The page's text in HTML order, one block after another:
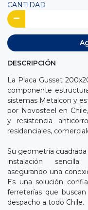
CANTIDAD
DESCRIPCIÓN
La Placa Gusset
componente
sistemas Metalcon y
por Novosteel en
y resistencia
residenciales,
Su geometría
instalación
asegurando una
Es una solución
ferreterías que
despacho a todo Chile.